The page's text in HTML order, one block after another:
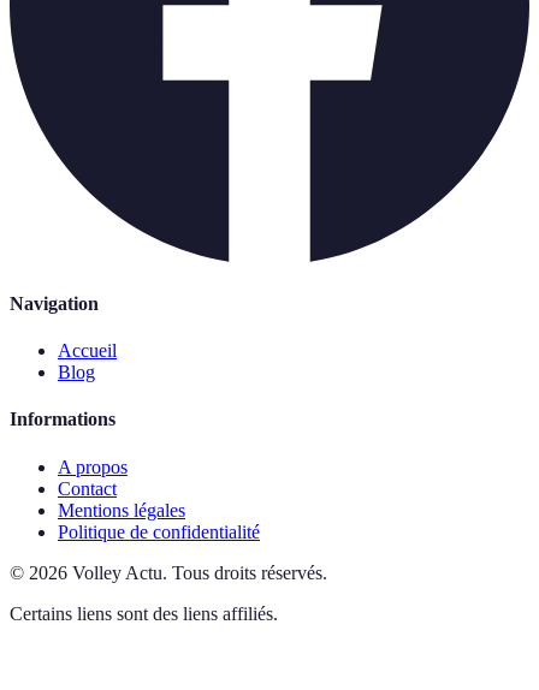
Navigation
Accueil
Blog
Informations
A propos
Contact
Mentions légales
Politique de confidentialité
© 2026 Volley Actu. Tous droits réservés.
Certains liens sont des liens affiliés.